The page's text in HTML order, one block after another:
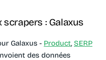
: Galaxus
Galaxus - Product, SERP
des données